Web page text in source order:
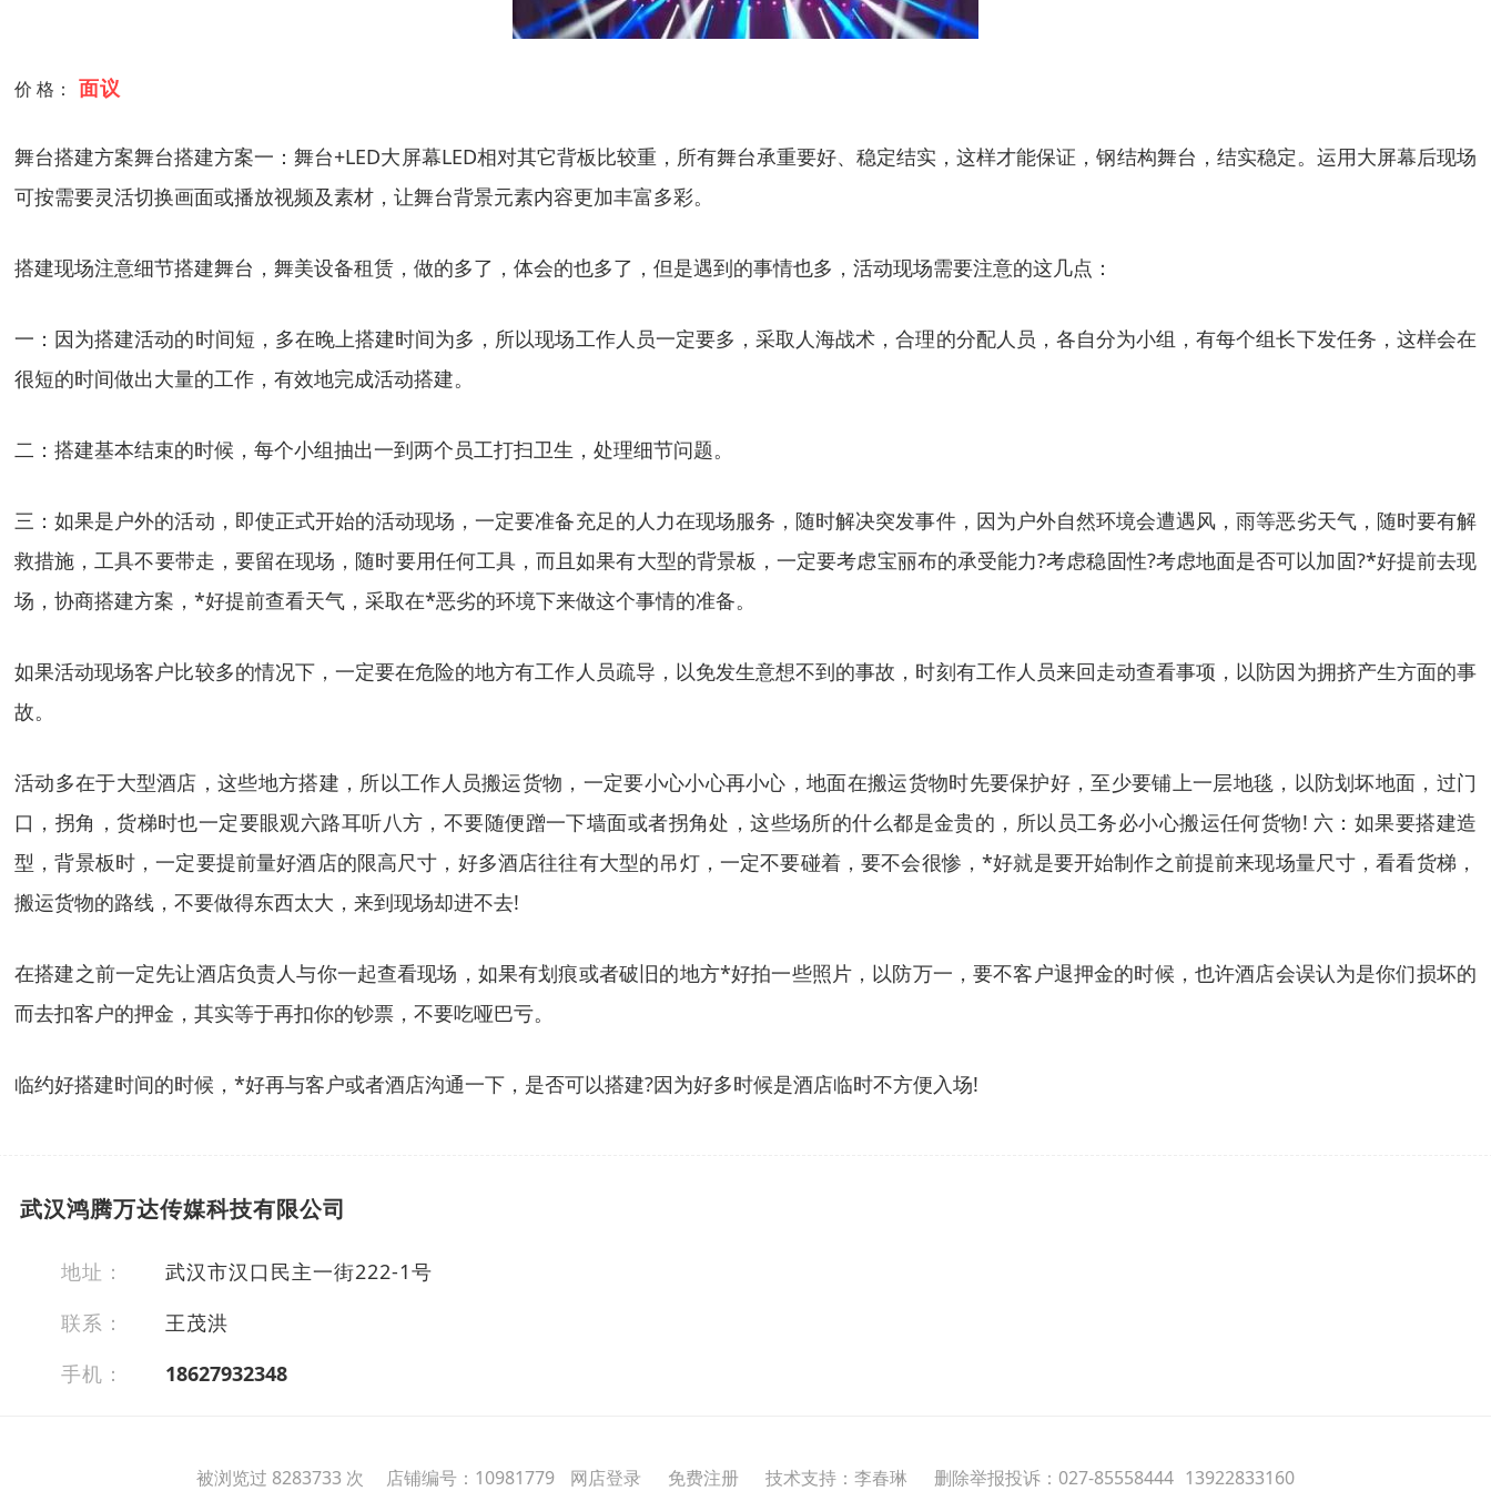
价 格： 面议
舞台搭建方案舞台搭建方案一：舞台+LED大屏幕LED相对其它背板比较重，所有舞台承重要好、稳定结实，这样才能保证，钢结构舞台，结实稳定。运用大屏幕后现场
可按需要灵活切换画面或播放视频及素材，让舞台背景元素内容更加丰富多彩。
搭建现场注意细节搭建舞台，舞美设备租赁，做的多了，体会的也多了，但是遇到的事情也多，活动现场需要注意的这几点：
一：因为搭建活动的时间短，多在晚上搭建时间为多，所以现场工作人员一定要多，采取人海战术，合理的分配人员，各自分为小组，有每个组长下发任务，这样会在
很短的时间做出大量的工作，有效地完成活动搭建。
二：搭建基本结束的时候，每个小组抽出一到两个员工打扫卫生，处理细节问题。
三：如果是户外的活动，即使正式开始的活动现场，一定要准备充足的人力在现场服务，随时解决突发事件，因为户外自然环境会遭遇风，雨等恶劣天气，随时要有解
救措施，工具不要带走，要留在现场，随时要用任何工具，而且如果有大型的背景板，一定要考虑宝丽布的承受能力?考虑稳固性?考虑地面是否可以加固?*好提前去现
场，协商搭建方案，*好提前查看天气，采取在*恶劣的环境下来做这个事情的准备。
如果活动现场客户比较多的情况下，一定要在危险的地方有工作人员疏导，以免发生意想不到的事故，时刻有工作人员来回走动查看事项，以防因为拥挤产生方面的事
故。
活动多在于大型酒店，这些地方搭建，所以工作人员搬运货物，一定要小心小心再小心，地面在搬运货物时先要保护好，至少要铺上一层地毯，以防划坏地面，过门
口，拐角，货梯时也一定要眼观六路耳听八方，不要随便蹭一下墙面或者拐角处，这些场所的什么都是金贵的，所以员工务必小心搬运任何货物! 六：如果要搭建造
型，背景板时，一定要提前量好酒店的限高尺寸，好多酒店往往有大型的吊灯，一定不要碰着，要不会很惨，*好就是要开始制作之前提前来现场量尺寸，看看货梯，
搬运货物的路线，不要做得东西太大，来到现场却进不去!
在搭建之前一定先让酒店负责人与你一起查看现场，如果有划痕或者破旧的地方*好拍一些照片，以防万一，要不客户退押金的时候，也许酒店会误认为是你们损坏的
而去扣客户的押金，其实等于再扣你的钞票，不要吃哑巴亏。
临约好搭建时间的时候，*好再与客户或者酒店沟通一下，是否可以搭建?因为好多时候是酒店临时不方便入场!
武汉鸿腾万达传媒科技有限公司
地址：
武汉市汉口民主一街222-1号
联系：
王茂洪
手机：
18627932348
被浏览过 8283733 次 店铺编号：10981779 网店登录 免费注册 技术支持：李春琳 删除举报投诉：027-85558444 13922833160